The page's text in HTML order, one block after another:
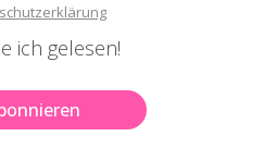
ich gelesen!